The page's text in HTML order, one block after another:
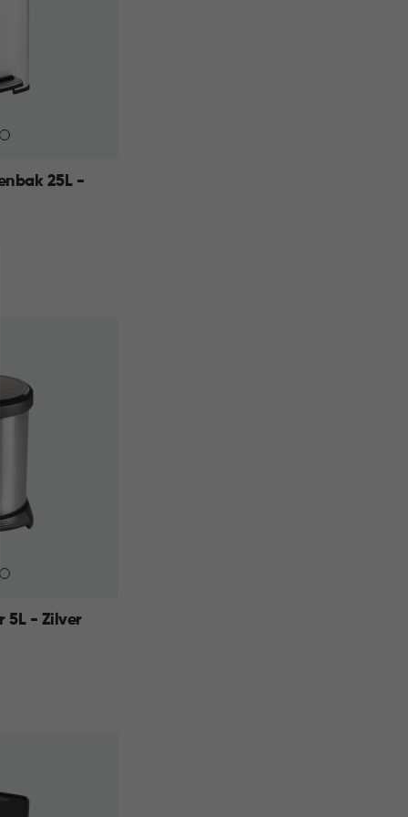
25L -
5L - Zilver